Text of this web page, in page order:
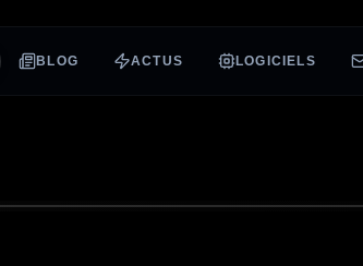
BLOG ACTUS LOGICIELS